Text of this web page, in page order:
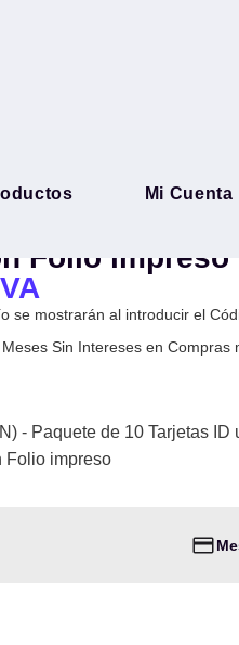
Mi Cuenta
-
a 125Khz
Folio impreso
se mostrarán al introducir el
Sin Intereses en Compras
- Paquete de 10 Tarjetas
Folio impreso